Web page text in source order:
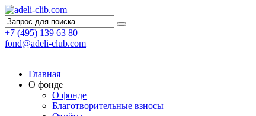
+7 (495) 139 63 80
fond@adeli-club.com
Главная
О фонде
О фонде
Благотворительные взносы